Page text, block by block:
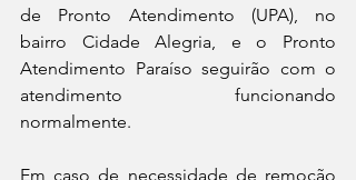
de Pronto Atendimento (UPA), no
bairro Cidade Alegria, e o Pronto
Atendimento Paraíso seguirão com o
atendimento funcionando
normalmente.
Em caso de necessidade de remoção